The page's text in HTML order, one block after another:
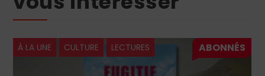
À LA UNE CULTURE LECTURES